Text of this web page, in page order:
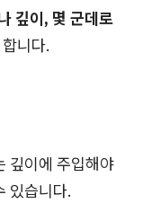
깊이, 몇 군데로
니다.
깊이에 주입해야
있습니다.